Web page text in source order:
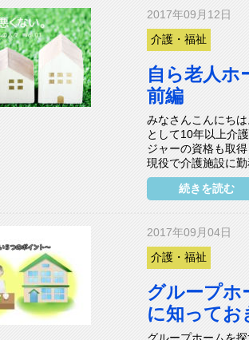
2017年09月12日
介護・福祉
自ら老人
前編
みなさんこんにち
として10年以上介
ジャーの資格も取
現役で介護施設に
続きを読む
2017年09月04日
介護・福祉
グループホ
に知ってお